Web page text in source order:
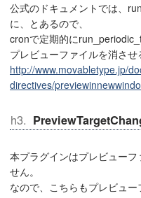
公式のドキュメントでは、
に、とあるので、
cronで定期的に
プレビューファイルを消させ
http://www.movabletype.jp/
directives/
本プラグインはプレビュー
せん。
なので、こちらもプレビュ